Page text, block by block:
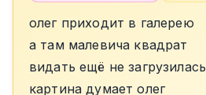
олег приходит в галерею
а там малевича квадрат
видать ещё не загрузилась
картина думает олег